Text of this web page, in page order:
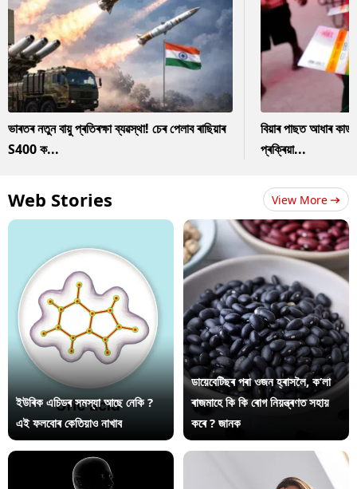
ভাৰতৰ নতুন বায়ু প্ৰতিৰক্ষা ব্যৱস্থা! চেৰ পেলাব ৰাছিয়াৰ
S400 ক...
বিয়াৰ পাছত আধাৰ
প্ৰক্ৰিয়া...
Web Stories View More
ইউৰিক এচিডৰ সমস্যা আছে নেকি ?
এই ফলবোৰ কেতিয়াও নাখাব
ডায়েবেটিছৰ পৰা ওজন হ্ৰাসলৈ, ক’লা
ৰাজমাহে কি কি ৰোগ নিয়ন্ত্ৰণত সহায়
কৰে ? জানক